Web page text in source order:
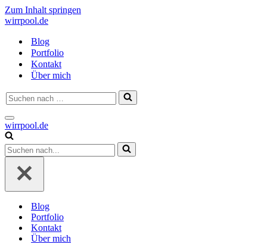
Zum Inhalt springen
wirrpool.de
Blog
Portfolio
Kontakt
Über mich
Suchen
nach …
Navigationsmenü
wirrpool.de
Suchen
nach …
Blog
Portfolio
Kontakt
Über mich